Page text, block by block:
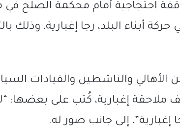
وقفة احتجاجية أمام محكمة الصلح في
أبناء البلد، رجا إغبارية، وذلك
والناشطين والقيادات
ملاحقة إغبارية، كُتب على بعضها:
إغبارية”، إلى جانب صور له.